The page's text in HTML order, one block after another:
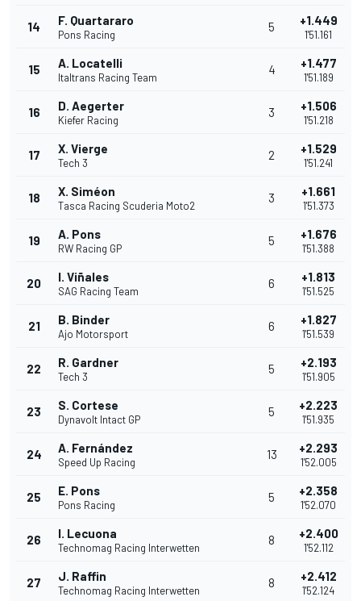
14 F. Quartararo
Pons Racing
5 +1.449
1'51.161
15 A. Locatelli
Italtrans Racing Team
4 +1.477
1'51.189
16 D. Aegerter
Kiefer Racing
3 +1.506
1'51.218
17 X. Vierge
Tech 3
2 +1.529
1'51.241
18 X. Siméon
Tasca Racing Scuderia Moto2
3 +1.661
1'51.373
19 A. Pons
RW Racing GP
5 +1.676
1'51.388
20 I. Viñales
SAG Racing Team
6 +1.813
1'51.525
21 B. Binder
Ajo Motorsport
6 +1.827
1'51.539
22 R. Gardner
Tech 3
5 +2.193
1'51.905
23 S. Cortese
Dynavolt Intact GP
5 +2.223
1'51.935
24 A. Fernández
Speed Up Racing
13 +2.293
1'52.005
25 E. Pons
Pons Racing
5 +2.358
1'52.070
26 I. Lecuona
Technomag Racing Interwetten
8 +2.400
1'52.112
27 J. Raffin
Technomag Racing Interwetten
8 +2.412
1'52.124